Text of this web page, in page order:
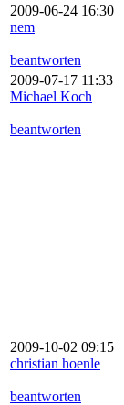
2009-06-24 16:30
nem
beantworten
2009-07-17 11:33
Michael Koch
beantworten
2009-10-02 09:15
christian hoenle
beantworten